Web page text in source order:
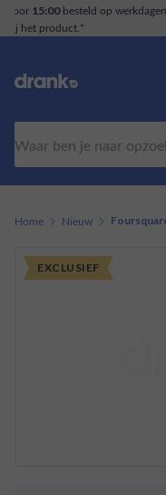
staan
Home Nieuw
EXCLUSIEF